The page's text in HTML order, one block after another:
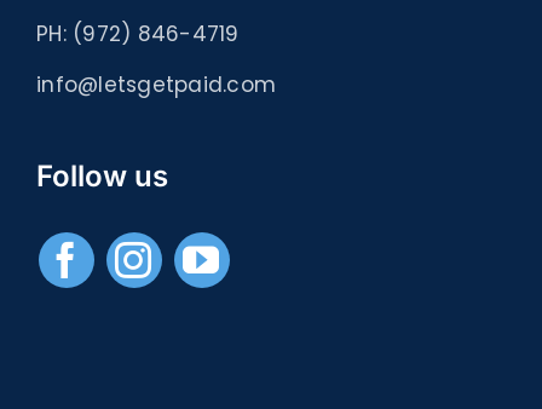
PH: (972) 846-4719
info@letsgetpaid.com
Follow us